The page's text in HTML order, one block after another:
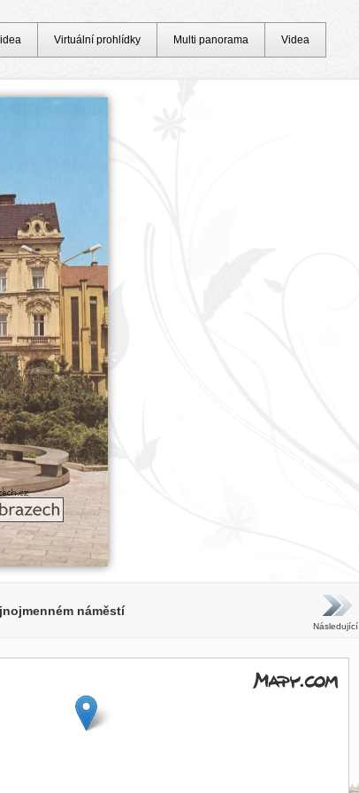
náměstí
Následující
Virtuální prohlídky Multi panorama Videa